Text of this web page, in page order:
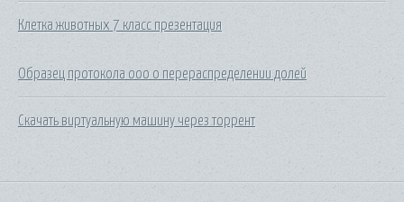
Клетка животных 7 класс презентация
Образец протокола ооо о перераспределении долей
Скачать виртуальную машину через торрент